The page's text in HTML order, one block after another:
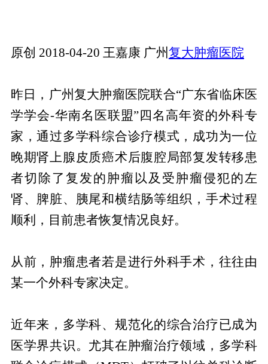
原创 2018-04-20 王嘉康 广州复大肿瘤医院
昨日，广州复大肿瘤医院联合“广东省临床医
学学会-华南名医联盟”四名高年资的外科专
家，通过多学科综合诊疗模式，成功为一位
晚期肾上腺皮质癌术后腹腔局部复发转移患
者切除了复发的肿瘤以及受肿瘤侵犯的左
肾、脾脏、胰尾和横结肠等组织，手术过程
顺利，目前患者恢复情况良好。
从前，肿瘤患者若是进行外科手术，往往由
某一个外科专家决定。
近年来，多学科、规范化的综合治疗已成为
医学界共识。尤其在肿瘤治疗领域，多学科